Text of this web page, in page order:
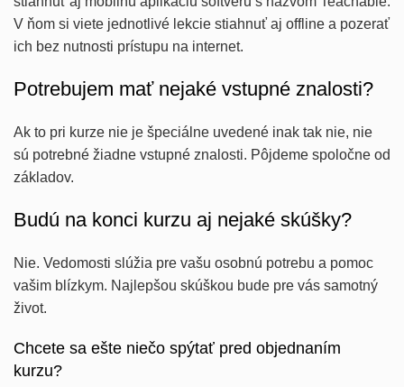
V ňom si viete jednotlivé lekcie stiahnuť aj offline a pozerať
ich bez nutnosti prístupu na internet.
Potrebujem mať nejaké vstupné znalosti?
Ak to pri kurze nie je špeciálne uvedené inak tak nie, nie
sú potrebné žiadne vstupné znalosti. Pôjdeme spoločne od
základov.
Budú na konci kurzu aj nejaké skúšky?
Nie. Vedomosti slúžia pre vašu osobnú potrebu a pomoc
vašim blízkym. Najlepšou skúškou bude pre vás samotný
život.
Chcete sa ešte niečo spýtať pred objednaním
kurzu?